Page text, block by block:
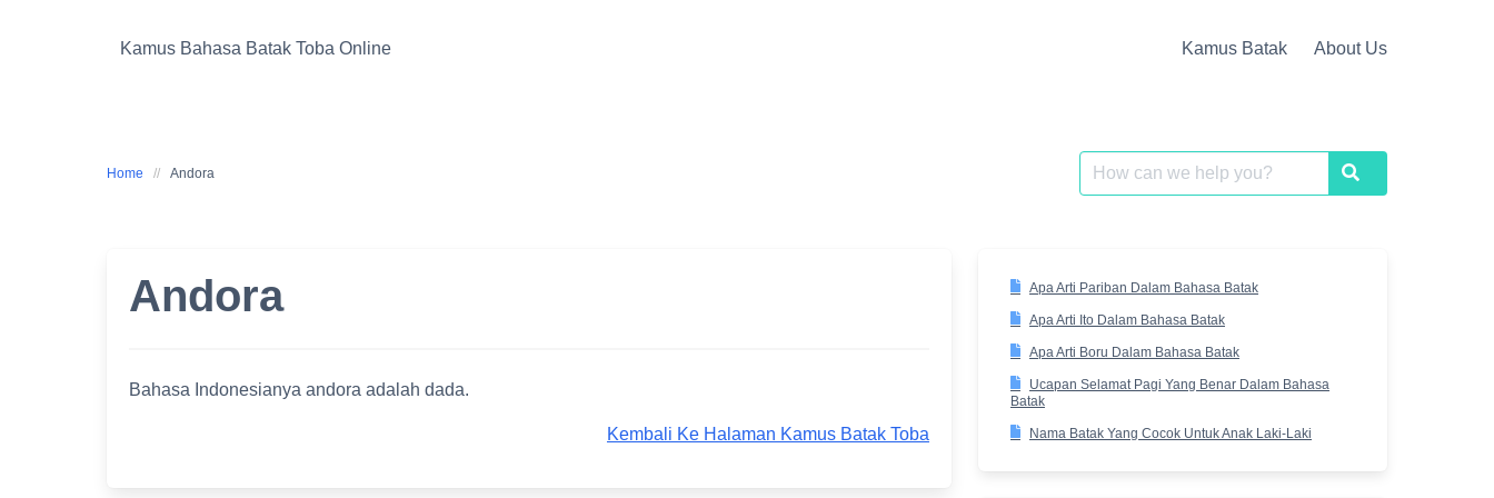
Kamus Bahasa Batak Toba Online Kamus Batak About Us
Home Andora
Search
for:
Search
Apa Arti Pariban Dalam Bahasa Batak
Apa Arti Ito Dalam Bahasa Batak
Apa Arti Boru Dalam Bahasa Batak
Ucapan Selamat Pagi Yang Benar Dalam Bahasa
Batak
Nama Batak Yang Cocok Untuk Anak Laki-Laki
Andora
Bahasa Indonesianya andora adalah dada.
Kembali Ke Halaman Kamus Batak Toba